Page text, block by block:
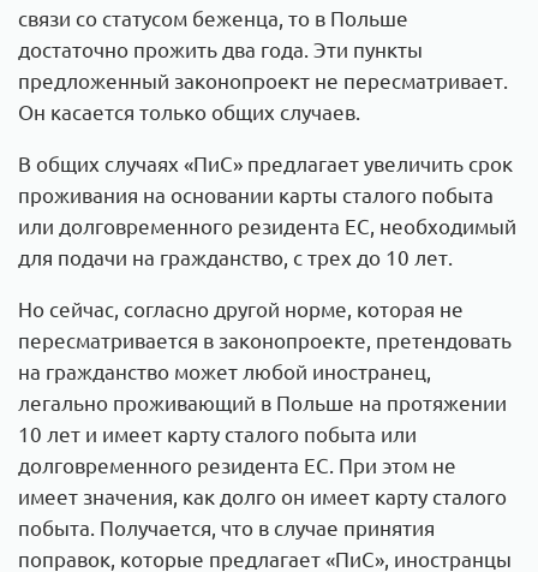
связи со статусом беженца, то в Польше
достаточно прожить два года. Эти пункты
предложенный законопроект не пересматривает.
Он касается только общих случаев.
В общих случаях «ПиС» предлагает увеличить срок
проживания на основании карты сталого побыта
или долговременного резидента ЕС, необходимый
для подачи на гражданство, с трех до 10 лет.
Но сейчас, согласно другой норме, которая не
пересматривается в законопроекте, претендовать
на гражданство может любой иностранец,
легально проживающий в Польше на протяжении
10 лет и имеет карту сталого побыта или
долговременного резидента ЕС. При этом не
имеет значения, как долго он имеет карту сталого
побыта. Получается, что в случае принятия
поправок, которые предлагает «ПиС», иностранцы